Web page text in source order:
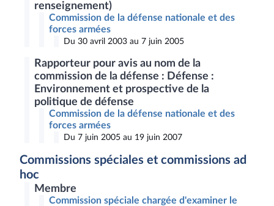
renseignement)
Commission de la défense nationale et des
forces armées
Du 30 avril 2003 au 7 juin 2005
Rapporteur pour avis au nom de la
commission de la défense : Défense :
Environnement et prospective de la
politique de défense
Commission de la défense nationale et des
forces armées
Du 7 juin 2005 au 19 juin 2007
Commissions spéciales et commissions ad
hoc
Membre
Commission spéciale chargée d'examiner le